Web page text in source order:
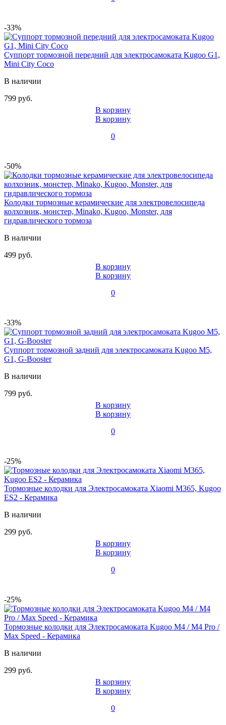
-33%
Суппорт тормозной передний для электросамоката Kugoo G1,
Mini City Coco
В наличии
799 руб.
В корзину
В корзину
0
-50%
Колодки тормозные керамические для электровелосипеда
колхозник, монстер, Minako, Kugoo, Monster, для
гидравлического тормоза
В наличии
499 руб.
В корзину
В корзину
0
-33%
Суппорт тормозной задний для электросамоката Kugoo M5,
G1, G-Booster
В наличии
799 руб.
В корзину
В корзину
0
-25%
Тормозные колодки для Электросамоката Xiaomi M365, Kugoo
ES2 - Керамика
В наличии
299 руб.
В корзину
В корзину
0
-25%
Тормозные колодки для Электросамоката Kugoo M4 / M4 Pro /
Max Speed - Керамика
В наличии
299 руб.
В корзину
В корзину
0